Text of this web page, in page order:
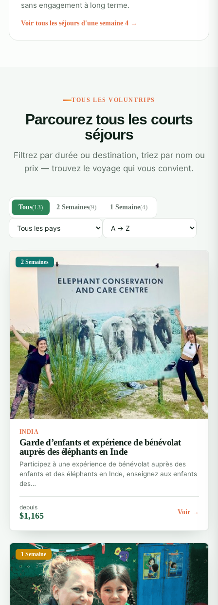
sans engagement à long terme.
Voir tous les séjours d'une semaine 4 →
TOUS LES VOLUNTRIPS
Parcourez tous les courts
séjours
Filtrez par durée ou destination, triez par nom ou
prix — trouvez le voyage qui vous convient.
Tous(13) 2 Semaines(9) 1 Semaine(4)
2 Semaines
INDIA
Garde d’enfants et expérience de bénévolat
auprès des éléphants en Inde
Participez à une expérience de bénévolat auprès des
enfants et des éléphants en Inde, enseignez aux enfants
des…
depuis
$1,165 Voir →
1 Semaine